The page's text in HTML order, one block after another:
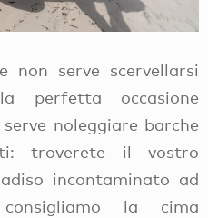
serve scervellarsi
perfetta occasione
noleggiare barche
troverete il vostro
incontaminato ad
la cima